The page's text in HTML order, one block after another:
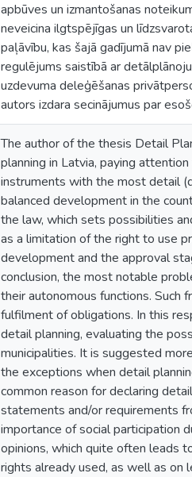
apbūves un izmantošanas
neveicina ilgtspējīgas un
paļāvību, kas šajā gadījumā nav
regulējums saistībā ar
uzdevuma deleģēšanas
autors izdara secinājumus par
The author of the thesis Detail
planning in Latvia, paying
instruments with the most detail
balanced development in the
the law, which sets possibilities
as a limitation of the right to use
development and the approval
conclusion, the most notable
their autonomous functions. Such
fulfilment of obligations. In this
detail planning, evaluating the
municipalities. It is suggested
the exceptions when detail
common reason for declaring
statements and/or requirements
importance of social participation
opinions, which quite often leads
rights already used, as well as on